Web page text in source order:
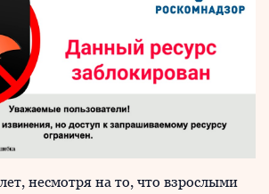
несмотря на то, что взрослыми